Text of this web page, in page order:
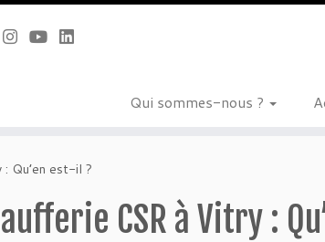
Qui sommes-nous ?
Qu’en est-il ?
CSR à Vitry :